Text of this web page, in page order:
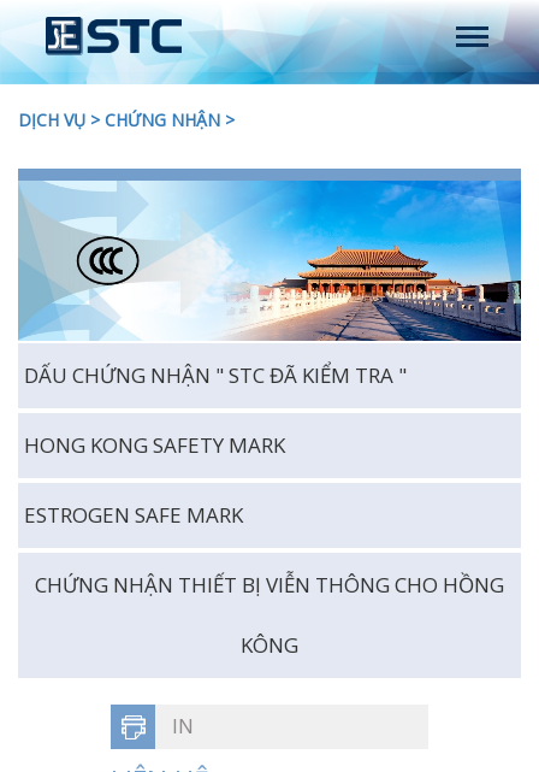
DỊCH VỤ > CHỨNG NHẬN >
DẤU CHỨNG NHẬN " STC ĐÃ KIỂM TRA "
HONG KONG SAFETY MARK
ESTROGEN SAFE MARK
CHỨNG NHẬN THIẾT BỊ VIỄN THÔNG CHO HỒNG
KÔNG
IN